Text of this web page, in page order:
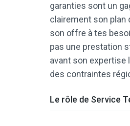
garanties sont un
clairement son plan
son offre à tes
pas une prestation
avant son expertise
des contraintes
Le rôle de Service